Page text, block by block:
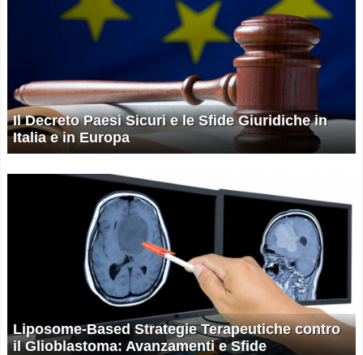
Il Decreto Paesi Sicuri e le Sfide Giuridiche in
Italia e in Europa
Liposome-Based Strategie Terapeutiche contro
il Glioblastoma: Avanzamenti e Sfide